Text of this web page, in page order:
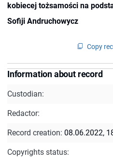
kobiecej tożsamości na
Sofiji Andruchowycz
Copy
Information about record
Custodian:
Redactor:
Record creation: 08.06.2022,
Copyrights status: